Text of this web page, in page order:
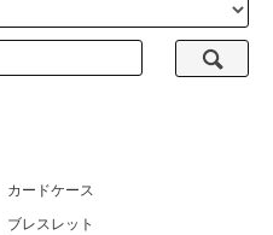
カードケース
ブレスレット